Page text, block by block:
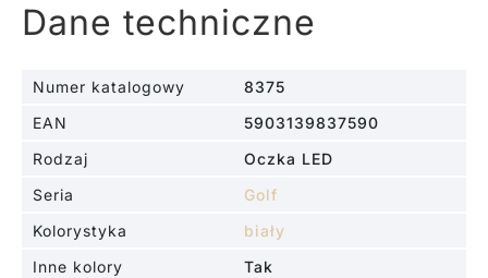
Dane techniczne
Numer katalogowy
8375
EAN
5903139837590
Rodzaj
Oczka LED
Seria
Golf
Kolorystyka
biały
Inne kolory
Tak